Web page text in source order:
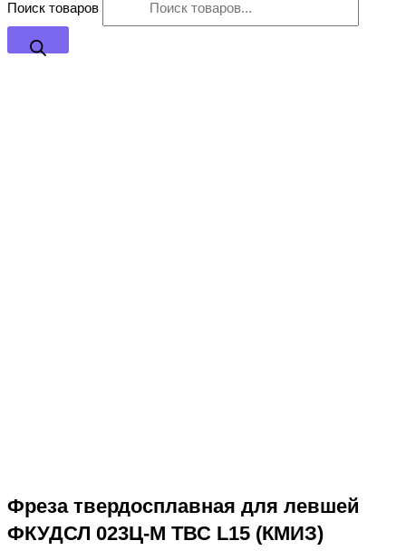
Поиск товаров
Фреза твердосплавная для левшей
ФКУДСЛ 023Ц-М ТВС L15 (КМИЗ)